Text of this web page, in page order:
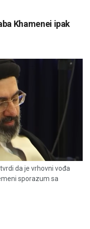
Khamenei ipak
da je vrhovni vođa
sporazum sa